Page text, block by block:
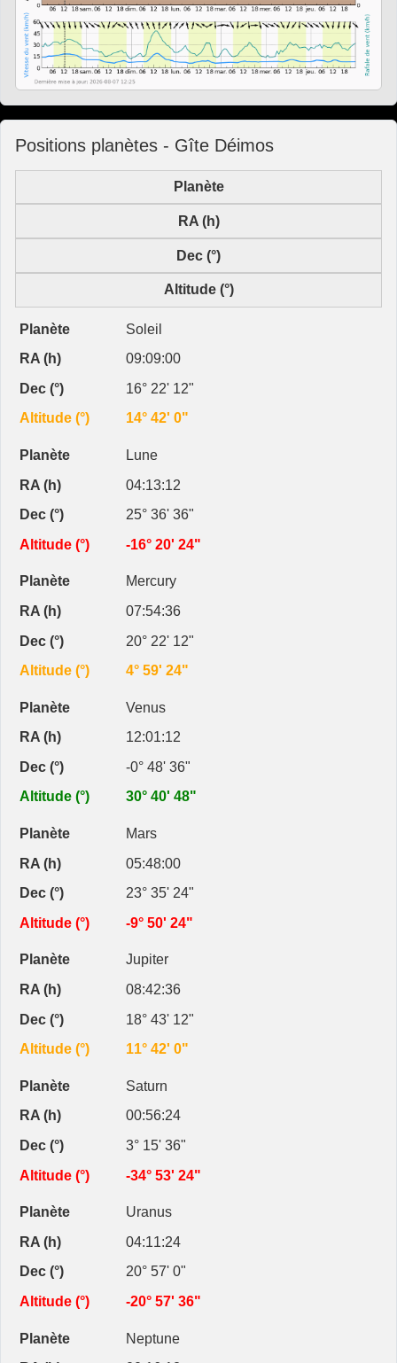
Positions planètes - Gîte Déimos
Planète
RA (h)
Dec (°)
Altitude (°)
Soleil
09:09:00
16° 22' 12"
14° 42' 0"
Lune
04:13:12
25° 36' 36"
-16° 20' 24"
Mercury
07:54:36
20° 22' 12"
4° 59' 24"
Venus
12:01:12
-0° 48' 36"
30° 40' 48"
Mars
05:48:00
23° 35' 24"
-9° 50' 24"
Jupiter
08:42:36
18° 43' 12"
11° 42' 0"
Saturn
00:56:24
3° 15' 36"
-34° 53' 24"
Uranus
04:11:24
20° 57' 0"
-20° 57' 36"
Neptune